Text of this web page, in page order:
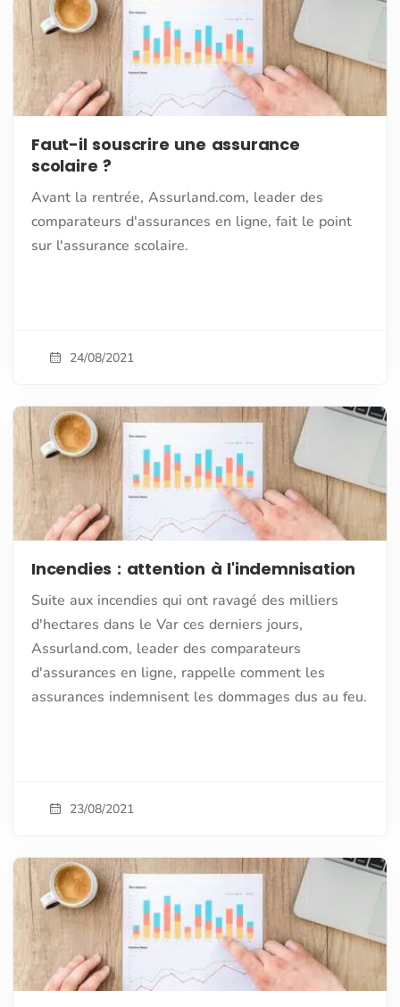
Faut-il souscrire une assurance
scolaire ?
Avant la rentrée, Assurland.com, leader des
comparateurs d'assurances en ligne, fait le point
sur l'assurance scolaire.
24/08/2021
Incendies : attention à l'indemnisation
Suite aux incendies qui ont ravagé des milliers
d'hectares dans le Var ces derniers jours,
Assurland.com, leader des comparateurs
d'assurances en ligne, rappelle comment les
assurances indemnisent les dommages dus au feu.
23/08/2021